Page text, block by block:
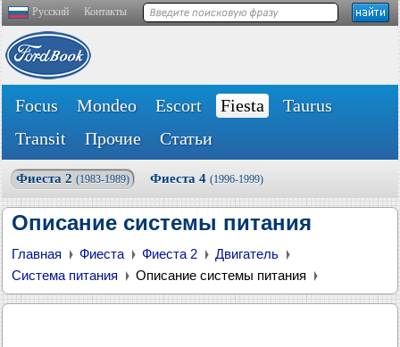
Русский Контакты
Focus Mondeo Escort Fiesta
Taurus
Transit
Прочие Статьи
Фиеста 2 (1983-1989) Фиеста 4 (1996-1999)
Описание системы питания
Главная Фиеста Фиеста 2
Двигатель
Система питания
Описание системы питания